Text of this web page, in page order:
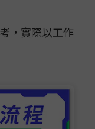
，實際以工作